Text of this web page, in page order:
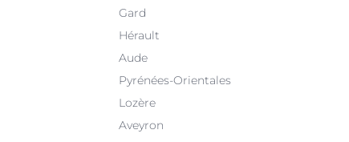
Gard
Hérault
Aude
Pyrénées-Orientales
Lozère
Aveyron